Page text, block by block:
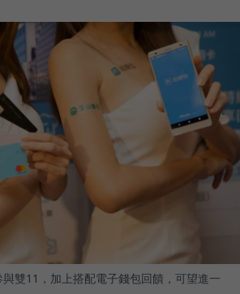
雙11，加上搭配電子錢包回饋，可望進一